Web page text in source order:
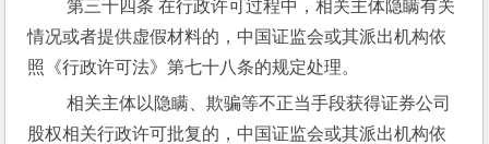
第三十四条 在行政许可过程中，相关主体隐瞒有关
情况或者提供虚假材料的，中国证监会或其派出机构依
照《行政许可法》第七十八条的规定处理。
相关主体以隐瞒、欺骗等不正当手段获得证券公司
股权相关行政许可批复的，中国证监会或其派出机构依